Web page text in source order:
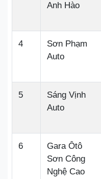
Anh Hào
4
Sơn Phạm
Auto
5
Sáng Vịnh
Auto
6
Gara Ôtô
Sơn Công
Nghệ Cao